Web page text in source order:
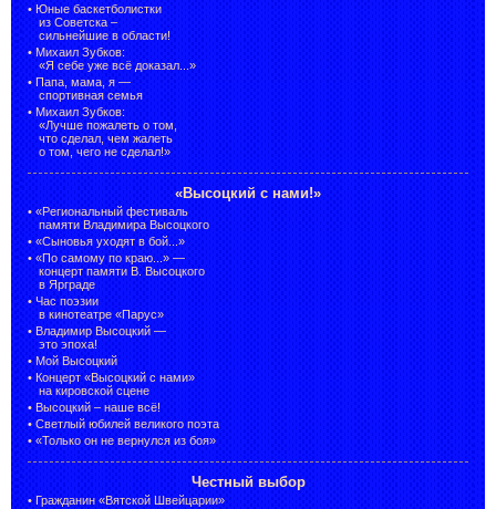
• Юные баскетболистки
из Советска –
сильнейшие в области!
• Михаил Зубков:
«Я себе уже всё доказал...»
• Папа, мама, я —
спортивная семья
• Михаил Зубков:
«Лучше пожалеть о том,
что сделал, чем жалеть
о том, чего не сделал!»
«Высоцкий с нами!»
• «Региональный фестиваль
памяти Владимира Высоцкого
• «Сыновья уходят в бой...»
• «По самому по краю...» —
концерт памяти В. Высоцкого
в Ярграде
• Час поэзии
в кинотеатре «Парус»
• Владимир Высоцкий —
это эпоха!
• Мой Высоцкий
• Концерт «Высоцкий с нами»
на кировской сцене
• Высоцкий – наше всё!
• Светлый юбилей великого поэта
• «Только он не вернулся из боя»
Честный выбор
• Гражданин «Вятской Швейцарии»